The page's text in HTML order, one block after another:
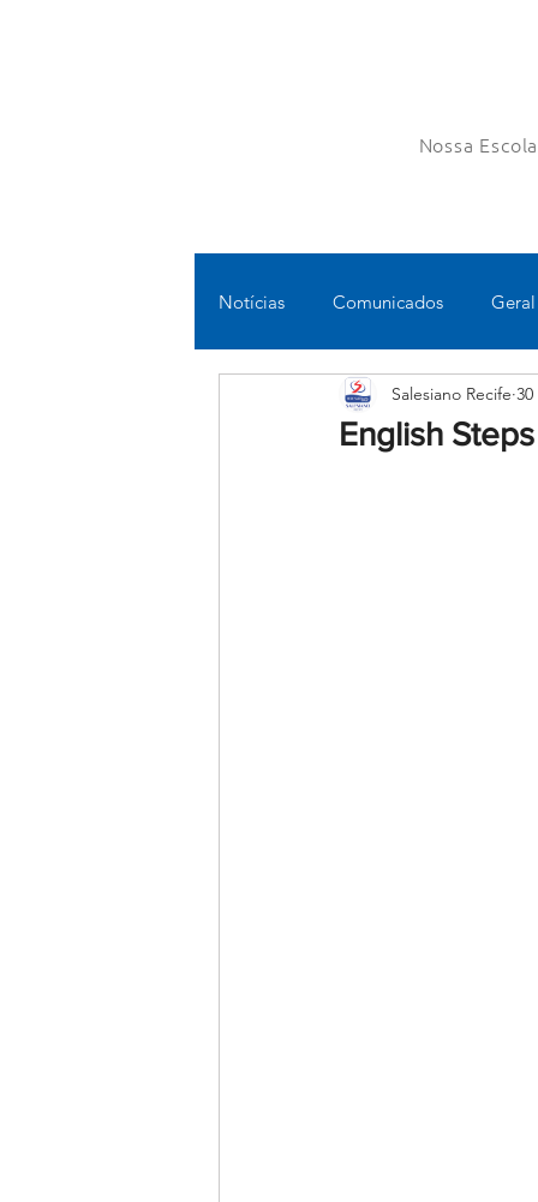
Nossa Escola
Notícias Comunicados Geral
Fundamental II Ensino
English
Salesiano Recife